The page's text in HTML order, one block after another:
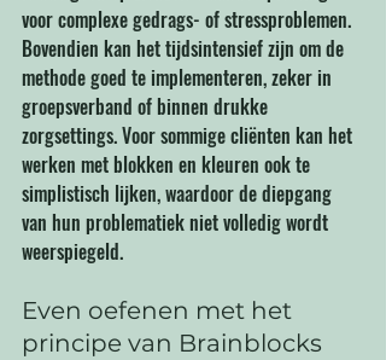
voor complexe gedrags- of stressproblemen.
Bovendien kan het tijdsintensief zijn om de
methode goed te implementeren, zeker in
groepsverband of binnen drukke
zorgsettings. Voor sommige cliënten kan het
werken met blokken en kleuren ook te
simplistisch lijken, waardoor de diepgang
van hun problematiek niet volledig wordt
weerspiegeld.
Even oefenen met het
principe van Brainblocks